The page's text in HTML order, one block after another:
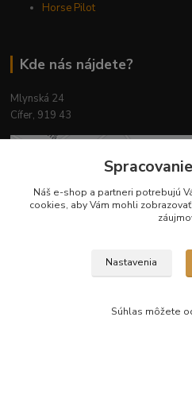
Horse Pilot
Kde nás nájdete?
Mlynská 24
Cífer, 919 43
Náš e-shop a partneri potrebujú
cookies, aby Vám mohli
Nastavenia
Súhlas môžete